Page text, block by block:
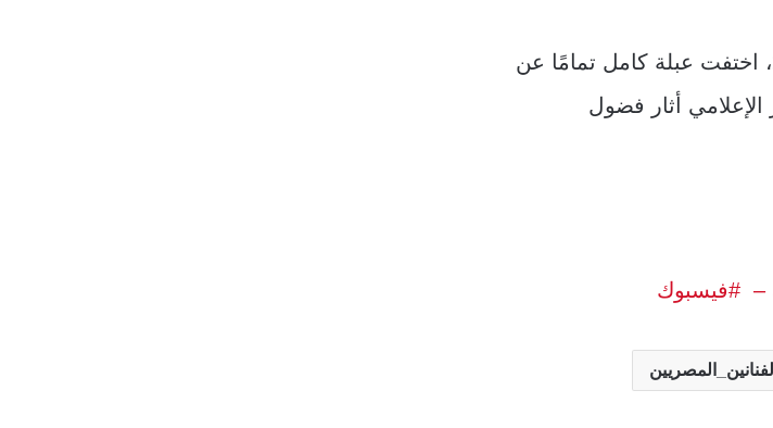
ومنذ عرض الجزء الخامس من مسلسل “سلسال الدم” في عام 2018، اختفت عبلة كامل تمامًا عن
الإعلامي أثار فضول
– #فيسبوك
الفنانين_المصريين